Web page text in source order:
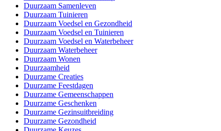
Duurzaam Samenleven
Duurzaam Tuinieren
Duurzaam Voedsel en Gezondheid
Duurzaam Voedsel en Tuinieren
Duurzaam Voedsel en Waterbeheer
Duurzaam Waterbeheer
Duurzaam Wonen
Duurzaamheid
Duurzame Creaties
Duurzame Feestdagen
Duurzame Gemeenschappen
Duurzame Geschenken
Duurzame Gezinsuitbreiding
Duurzame Gezondheid